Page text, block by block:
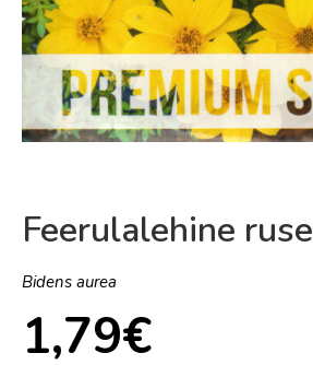
Feerulalehine ruse
Bidens aurea
1,79€